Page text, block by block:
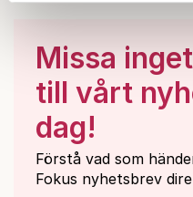
samlat in när du har
Om du vill läsa mer om
kan du göra det
här.
Missa
till vårt
dag!
Förstå vad som
Fokus nyhetsbrev